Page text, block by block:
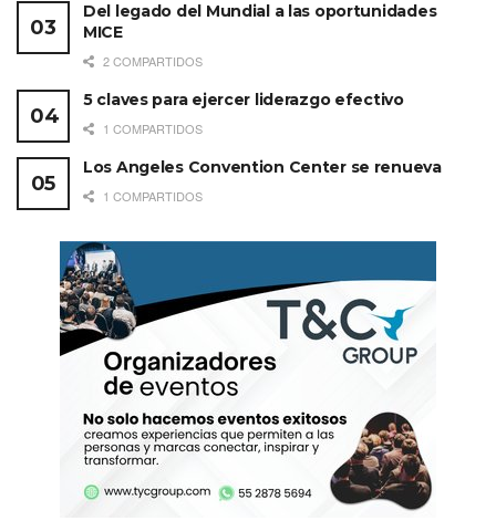
Del legado del Mundial a las oportunidades
MICE
2 COMPARTIDOS
5 claves para ejercer liderazgo efectivo
1 COMPARTIDOS
Los Angeles Convention Center se renueva
1 COMPARTIDOS